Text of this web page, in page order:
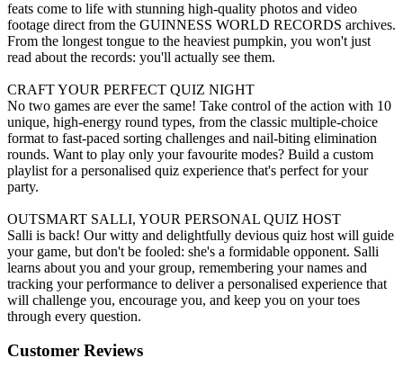
feats come to life with stunning high-quality photos and video
footage direct from the GUINNESS WORLD RECORDS archives.
From the longest tongue to the heaviest pumpkin, you won't just
read about the records: you'll actually see them.
CRAFT YOUR PERFECT QUIZ NIGHT
No two games are ever the same! Take control of the action with 10
unique, high-energy round types, from the classic multiple-choice
format to fast-paced sorting challenges and nail-biting elimination
rounds. Want to play only your favourite modes? Build a custom
playlist for a personalised quiz experience that's perfect for your
party.
OUTSMART SALLI, YOUR PERSONAL QUIZ HOST
Salli is back! Our witty and delightfully devious quiz host will guide
your game, but don't be fooled: she's a formidable opponent. Salli
learns about you and your group, remembering your names and
tracking your performance to deliver a personalised experience that
will challenge you, encourage you, and keep you on your toes
through every question.
Customer Reviews